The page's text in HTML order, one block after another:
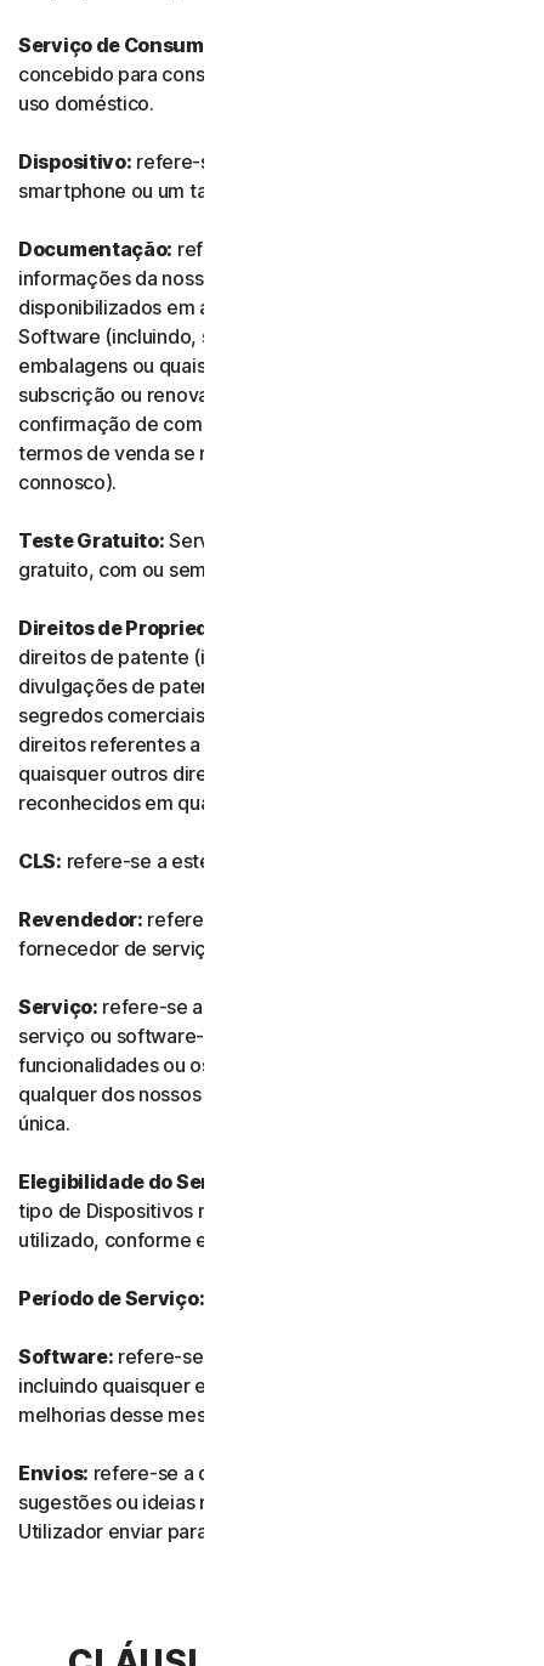
Serviço de Consumidor:
concebido para consumidores individuais e destinado a
uso doméstico.
Dispositivo: refere-se a um computador, um portátil, um
smartphone ou um tablet.
Documentação: refere-se a quaisquer documentos e
informações da nossa parte que acompanhem ou sejam
disponibilizados em associação ao Serviço e/ou ao
Software (incluindo, sem limitação, quaisquer
embalagens ou quaisquer informações de compra,
subscrição ou renovação, como recibos ou e-mails de
confirmação de compra, subscrição ou renovação, e os
termos de venda se realizar a transação diretamente
connosco).
Teste Gratuito: Serviço oferecido com base num teste
gratuito, com ou sem limite de tempo.
Direitos de Propriedade Intelectual:
direitos de patente (incluindo, sem limitação, pedidos e
divulgações de patente), invenções, direitos de autor,
segredos comerciais, direitos morais, know-how,
direitos referentes a dados e bases de dados e
quaisquer outros direitos de propriedade intelectual
reconhecidos em qualquer país ou jurisdição do mundo.
CLS: refere-se a este Contrato de Licença e Serviços.
Revendedor: refere-se a qualquer revendedor ou
fornecedor de serviços de TI autorizado por nós.
Serviço: refere-se a qualquer oferta de subscrição de
serviço ou software-como-serviço, juntamente com as
funcionalidades ou os serviços associados, assim como
qualquer dos nossos produtos ou serviços de compra
única.
Elegibilidade do Serviço:
tipo de Dispositivos no qual o Software pode ser
utilizado, conforme especificado na Documentação.
Período de Serviço:
Software: refere-se a qualquer do nosso software,
incluindo quaisquer edições, revisões, atualizações ou
melhorias desse mesmo software.
Envios: refere-se a quaisquer comentários, avaliações,
sugestões ou ideias relacionados com os Serviços que o
Utilizador enviar para nós.